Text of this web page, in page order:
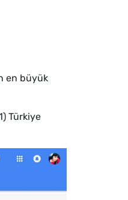
en büyük
Türkiye